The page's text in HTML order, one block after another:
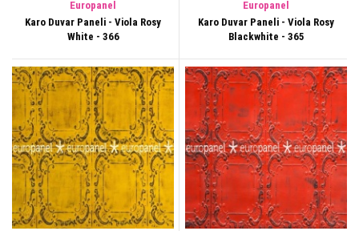
Europanel
Karo Duvar Paneli - Viola Rosy
White - 366
Europanel
Karo Duvar Paneli - Viola Rosy
Blackwhite - 365